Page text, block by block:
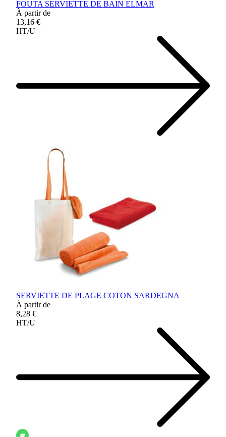
FOUTA SERVIETTE DE BAIN ELMAR
À partir de
13,16 €
HT/U
SERVIETTE DE PLAGE COTON SARDEGNA
À partir de
8,28 €
HT/U